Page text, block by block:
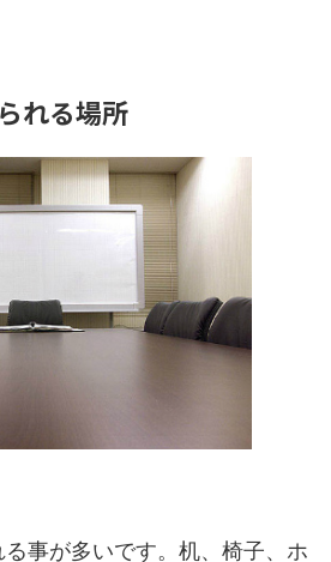
れる場所
事が多いです。机、椅子、ホ